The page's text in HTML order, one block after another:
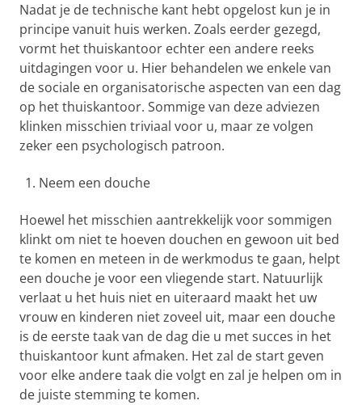
Nadat je de technische kant hebt opgelost kun je in
principe vanuit huis werken. Zoals eerder gezegd,
vormt het thuiskantoor echter een andere reeks
uitdagingen voor u. Hier behandelen we enkele van
de sociale en organisatorische aspecten van een dag
op het thuiskantoor. Sommige van deze adviezen
klinken misschien triviaal voor u, maar ze volgen
zeker een psychologisch patroon.
Neem een douche
Hoewel het misschien aantrekkelijk voor sommigen
klinkt om niet te hoeven douchen en gewoon uit bed
te komen en meteen in de werkmodus te gaan, helpt
een douche je voor een vliegende start. Natuurlijk
verlaat u het huis niet en uiteraard maakt het uw
vrouw en kinderen niet zoveel uit, maar een douche
is de eerste taak van de dag die u met succes in het
thuiskantoor kunt afmaken. Het zal de start geven
voor elke andere taak die volgt en zal je helpen om in
de juiste stemming te komen.